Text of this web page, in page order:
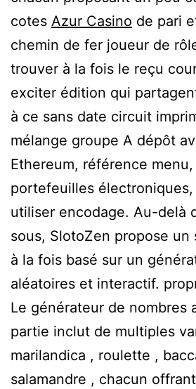
cotes Azur Casino de pari
chemin de fer joueur de
trouver à la fois le reçu
exciter édition qui
à ce sans date circuit
mélange groupe A dépôt
Ethereum, référence
portefeuilles
utiliser encodage. Au-delà
sous, SlotoZen propose un
à la fois basé sur un
aléatoires et interactif.
Le générateur de nombres
partie inclut de multiples
marilandica , roulette ,
salamandre , chacun